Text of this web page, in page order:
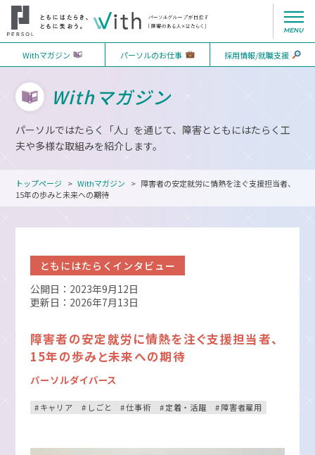
Withマガジン パーソルのお仕事 採用情報/就職支援
Withマガジン
パーソルではたらく「人」を通じて、障害とともにはたらく工
夫や多様な取組みを紹介します。
トップページ Withマガジン
障害者の安定就労に情熱を注ぐ支援担当者、
15年の歩みと未来への期待
ともにはたらくインタビュー
公開日：2023年9月12日
更新日：2026年7月13日
障害者の安定就労に情熱を注ぐ支援担当者、
15年の歩みと未来への期待
パーソルダイバース
キャリア しごと 仕事術 定着・活躍 障害者雇用